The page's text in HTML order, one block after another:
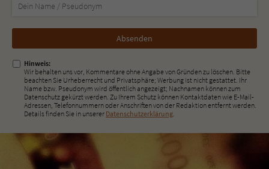
Nicht
ausfüllen!
Hinweis:
Wir behalten uns vor, Kommentare ohne Angabe von Gründen zu löschen. Bitte
beachten Sie Urheberrecht und Privatsphäre; Werbung ist nicht gestattet. Ihr
Name bzw. Pseudonym wird öffentlich angezeigt; Nachnamen können zum
Datenschutz gekürzt werden. Zu Ihrem Schutz können Kontaktdaten wie E-Mail-
Adressen, Telefonnummern oder Anschriften von der Redaktion entfernt werden.
Details finden Sie in unserer Datenschutzerklärung